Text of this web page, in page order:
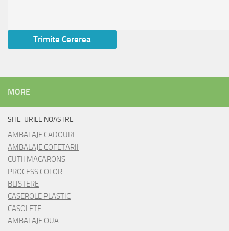
MORE
SITE-URILE NOASTRE
AMBALAJE CADOURI
AMBALAJE COFETARII
CUTII MACARONS
PROCESS COLOR
BLISTERE
CASEROLE PLASTIC
CASOLETE
AMBALAJE OUA